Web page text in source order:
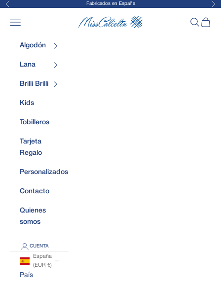
Ir al contenido
Anterior Fabricados en España
MissCalcetin
Abrir menú de navegación AbrirAbrir
Algodón
Lana
Brilli Brilli
Kids
Tobilleros
Tarjeta
Regalo
Personalizados
Contacto
Quienes
somos
CUENTA
España
(EUR €)
País